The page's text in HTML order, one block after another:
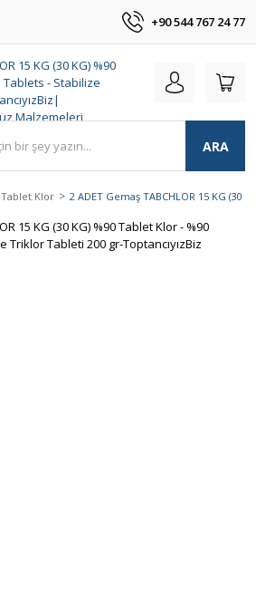
+90 544 767 24 77
ARA
Tablet Klor 2 ADET Gemaş TABCHLOR 15 KG